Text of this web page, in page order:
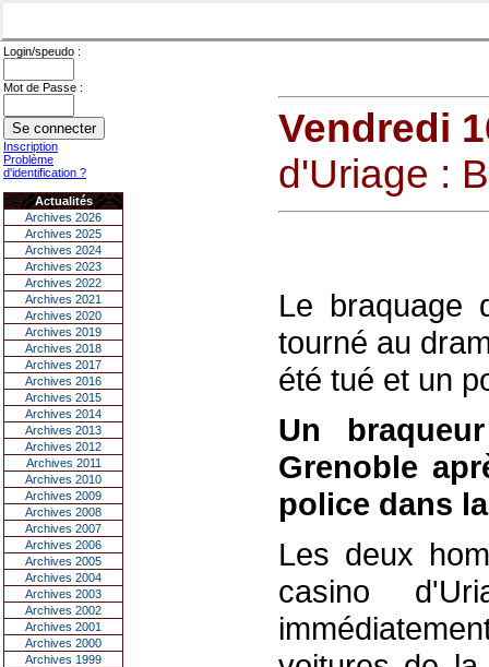
Login/speudo :
Mot de Passe :
Inscription
Problème
d'identification ?
Actualités
Archives 2026
Archives 2025
Archives 2024
Archives 2023
Archives 2022
Archives 2021
Archives 2020
Archives 2019
Archives 2018
Archives 2017
Archives 2016
Archives 2015
Archives 2014
Archives 2013
Archives 2012
Archives 2011
Archives 2010
Archives 2009
Archives 2008
Archives 2007
Archives 2006
Archives 2005
Archives 2004
Archives 2003
Archives 2002
Archives 2001
Archives 2000
Archives 1999
Vendredi
d'Uriage :
Le braquage
tourné au
été tué et un
Un
Grenoble
police dans
Les deux
casino